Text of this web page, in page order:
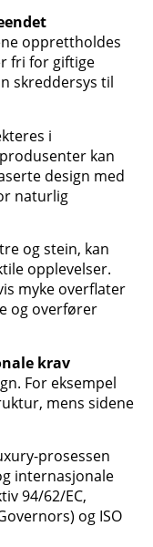
opprettholdes
fri for giftige
skreddersys til
i
kan
design med
naturlig
og stein, kan
opplevelser.
myke overflater
og overfører
krav
For eksempel
mens sidene
prosessen
internasjonale
94/62/EC,
og ISO